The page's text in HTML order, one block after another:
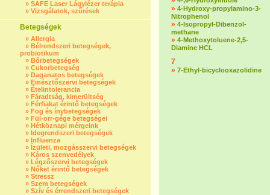
» SAFE Laser Lágylézer terápia
» Vizsgálatok, szűrések
Betegségek
» Allergia
» Bélrendszeri betegségek,
probiotikum
» Bőrbetegségek
» Cukorbetegség
» Daganatos betegségek
» Emésztőszervi betegségek
» Ételintolerancia
» Fáradtság, kimerültség
» Férfiakat érintő betegségek
» Fog és ínybetegségek
» Fül-orr-gége betegségei
» Hétköznapi mérgeink
» Idegrendszeri betegségek
» Influenza
» Ízületi, mozgásszervi betegségek
» Káros szenvedélyek
» Légzőszervi betegségek
» Nőket érintő betegségek
» Stressz
» Szem betegségek
» Szív és érrendszeri betegségek
» 4-Hydroxy-propylamino-3-
Nitrophenol
» 4-Isopropyl-Dibenzol-
methane
» 4-Methoxytoluene-2,5-
Diamine HCL
7
» 7-Ethyl-bicyclooxazolidine